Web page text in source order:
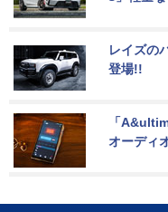
レイズの
登場!!
「
オーディ